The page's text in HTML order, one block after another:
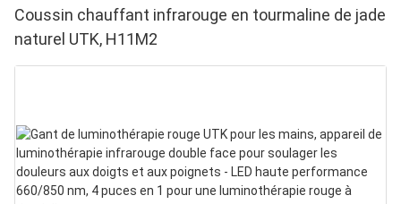
Coussin chauffant infrarouge en tourmaline de jade
naturel UTK, H11M2